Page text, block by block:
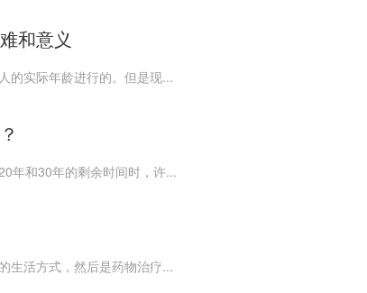
和意义
的实际年龄进行的。但是现...
年和30年的剩余时间时，许...
生活方式，然后是药物治疗...